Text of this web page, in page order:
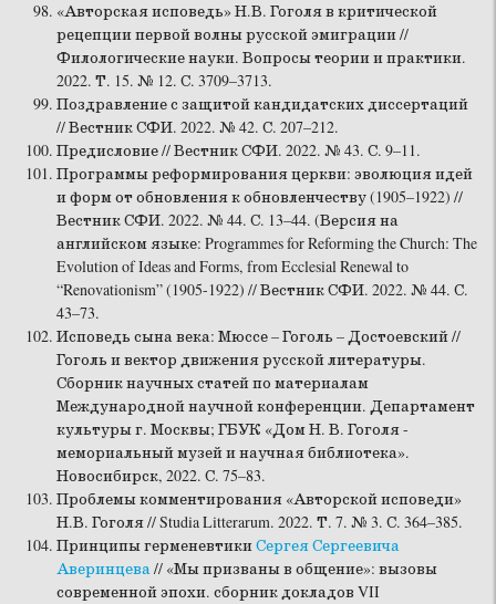
«Авторская исповедь» Н.В. Гоголя в критической
рецепции первой волны русской эмиграции //
Филологические науки. Вопросы теории и практики.
2022. Т. 15. № 12. С. 3709–3713.
Поздравление с защитой кандидатских диссертаций
// Вестник СФИ. 2022. № 42. С. 207–212.
Предисловие // Вестник СФИ. 2022. № 43. С. 9–11.
Программы реформирования церкви: эволюция идей
и форм от обновления к обновленчеству (1905–1922) //
Вестник СФИ. 2022. № 44. С. 13–44. (Версия на
английском языке: Programmes for Reforming the Church: The
Evolution of Ideas and Forms, from Ecclesial Renewal to
“Renovationism” (1905-1922) // Вестник СФИ. 2022. № 44. С.
43–73.
Исповедь сына века: Мюссе – Гоголь – Достоевский //
Гоголь и вектор движения русской литературы.
Сборник научных статей по материалам
Международной научной конференции. Департамент
культуры г. Москвы; ГБУК «Дом Н. В. Гоголя -
мемориальный музей и научная библиотека».
Новосибирск, 2022. С. 75–83.
Проблемы комментирования «Авторской исповеди»
Н.В. Гоголя // Studia Litterarum. 2022. Т. 7. № 3. С. 364–385.
Принципы герменевтикиСергея Сергеевича
Аверинцева// «Мы призваны в общение»: вызовы
современной эпохи. сборник докладов VII